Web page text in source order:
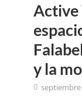
Active
y la
septiembre